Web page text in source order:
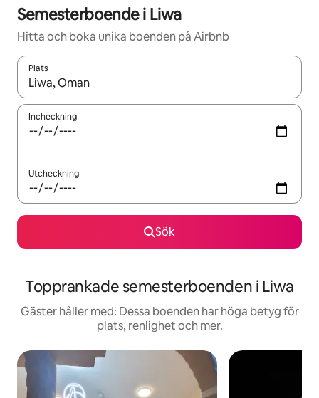
Semesterboende i Liwa
Hitta och boka unika boenden på Airbnb
Plats
När resultaten är tillgängliga kan du navigera med upp- och
Incheckning
Utcheckning
Sök
Topprankade semesterboenden i Liwa
Gäster håller med: Dessa boenden har höga betyg för
plats, renlighet och mer.